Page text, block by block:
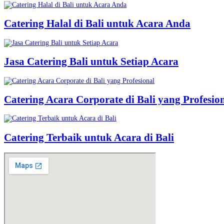
Catering Halal di Bali untuk Acara Anda
Jasa Catering Bali untuk Setiap Acara
Catering Acara Corporate di Bali yang
Catering Terbaik untuk Acara di Bali